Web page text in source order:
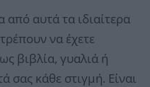
από αυτά τα ιδιαίτερα
να έχετε
βιβλία, γυαλιά ή
σας κάθε στιγμή. Είναι